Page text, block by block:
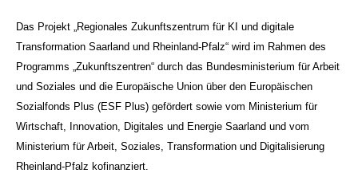
Das Projekt „Regionales Zukunftszentrum für KI und digitale
Transformation Saarland und Rheinland-Pfalz“ wird im Rahmen des
Programms „Zukunftszentren“ durch das Bundesministerium für Arbeit
und Soziales und die Europäische Union über den Europäischen
Sozialfonds Plus (ESF Plus) gefördert sowie vom Ministerium für
Wirtschaft, Innovation, Digitales und Energie Saarland und vom
Ministerium für Arbeit, Soziales, Transformation und Digitalisierung
Rheinland-Pfalz kofinanziert.